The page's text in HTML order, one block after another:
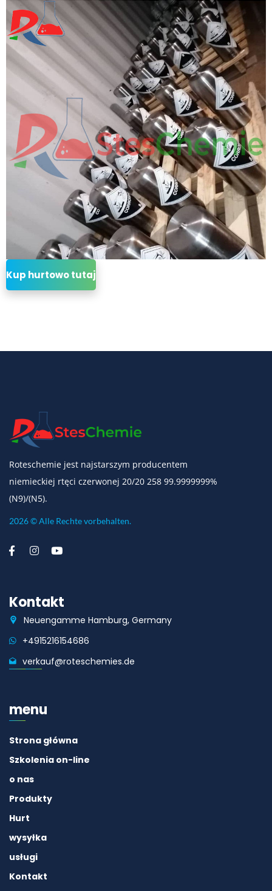
Kup hurtowo tutaj
Roteschemie jest najstarszym producentem
niemieckiej rtęci czerwonej 20/20 258 99.9999999%
(N9)/(N5).
2026 © Alle Rechte vorbehalten.
Kontakt
Neuengamme Hamburg, Germany
+4915216154686
verkauf@roteschemies.de
menu
Strona główna
Szkolenia on-line
o nas
Produkty
Hurt
wysyłka
usługi
Kontakt